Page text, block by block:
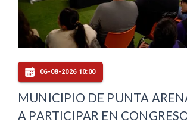
06-08-2026 10:00
MUNICIPIO DE PUNTA
A PARTICIPAR EN